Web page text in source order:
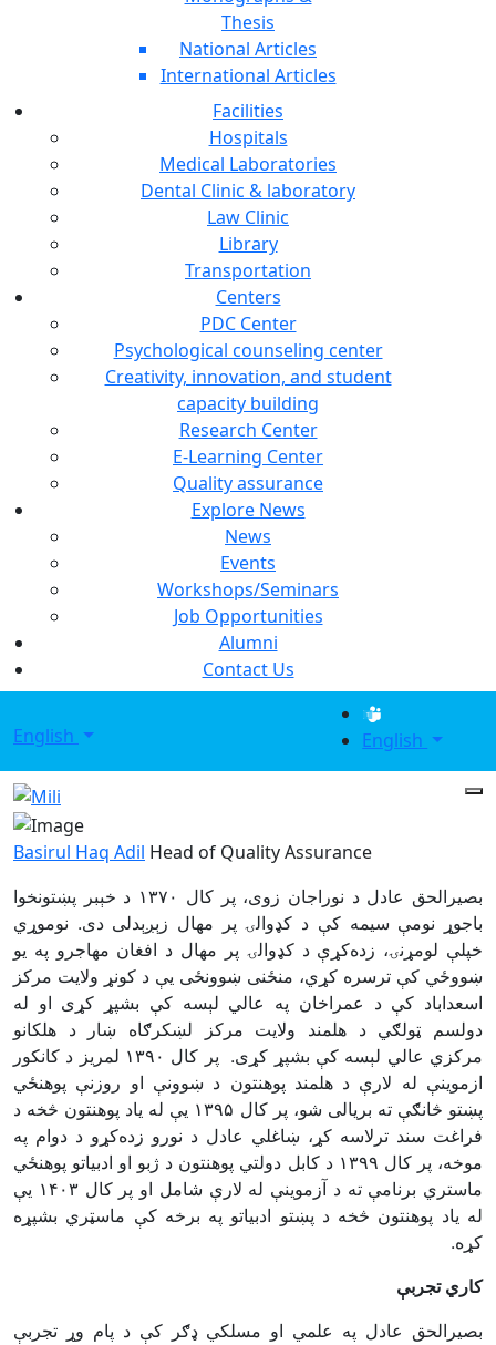
Thesis
National Articles
International Articles
Facilities
Hospitals
Medical Laboratories
Dental Clinic & laboratory
Law Clinic
Library
Transportation
Centers
PDC Center
Psychological counseling center
Creativity, innovation, and student
capacity building
Research Center
E-Learning Center
Quality assurance
Explore News
News
Events
Workshops/Seminars
Job Opportunities
Alumni
Contact Us
English English
Basirul Haq Adil Head of Quality Assurance
بصيرالحق عادل د نوراجان زوی، پر کال ۱۳۷۰ د خېبر پښتونخوا
باجوړ نومې سيمه کې د کډوالۍ پر مهال زېږېدلی دی. نوموړي
خپلې لومړنۍ، زده‌کړې د کډوالۍ پر مهال د افغان مهاجرو په يو
ښووځي کې ترسره کړي، منځنی ښوونځی يې د کونړ ولايت مرکز
اسعداباد کې د عمراخان په عالي لېسه کې بشپړ کړی او له
دولسم ټولګي د هلمند ولايت مرکز لښکرګاه ښار د هلکانو
مرکزي عالي لېسه کې بشپړ کړی. پر کال ۱۳۹۰ لمريز د کانکور
ازموینې له لارې د هلمند پوهنتون د ښوونې او روزنې پوهنځي
پښتو څانګې ته بریالی شو، پر کال ۱۳۹۵ يې له ياد پوهنتون څخه د
فراغت سند ترلاسه کړ، ښاغلي عادل د نورو زده‌کړو د دوام په
موخه، پر کال ۱۳۹۹ د کابل دولتي پوهنتون د ژبو او ادبياتو پوهنځي
ماستري برنامې ته د آزموينې له لارې شامل او پر کال ۱۴۰۳ یې
له یاد پوهنتون څخه د پښتو ادبياتو په برخه کې ماسټري بشپړه
کړه.
کاري تجربې
بصيرالحق عادل په علمي او مسلکي ډګر کې د پام وړ تجربې